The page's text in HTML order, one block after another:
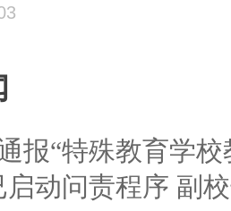
报“特殊教育学
启动问责程序 副